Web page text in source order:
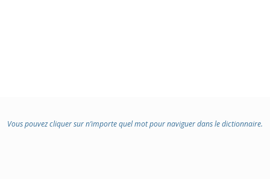
Vous pouvez cliquer sur n’importe quel mot pour naviguer dans le dictionnaire.